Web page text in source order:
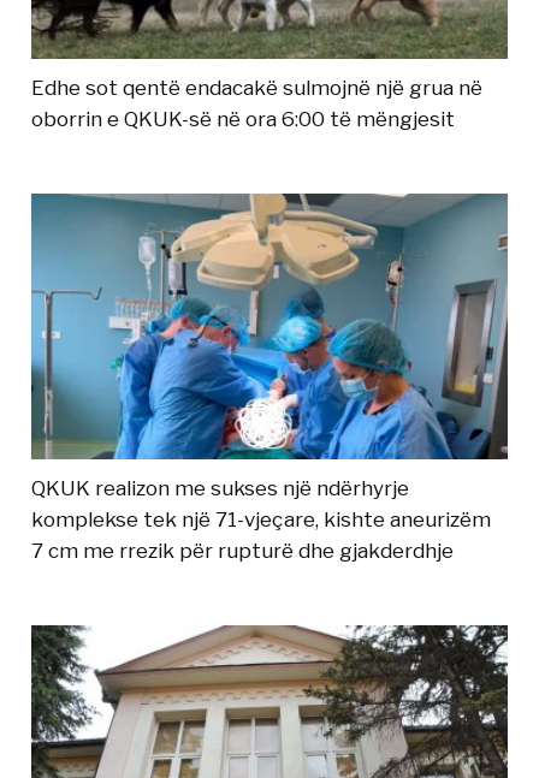
Edhe sot qentë endacakë sulmojnë një grua në
oborrin e QKUK-së në ora 6:00 të mëngjesit
QKUK realizon me sukses një ndërhyrje
komplekse tek një 71-vjeçare, kishte aneurizëm
7 cm me rrezik për rupturë dhe gjakderdhje